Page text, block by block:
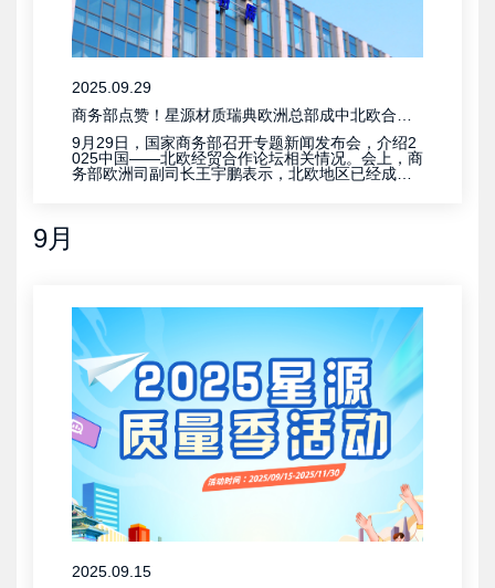
2025.09.29
9月29日，国家商务部召开专题新闻发布会，介绍2
025中国——北欧经贸合作论坛相关情况。会上，商
务部欧洲司副司长王宇鹏表示，北欧地区已经成为
9月
2025.09.15